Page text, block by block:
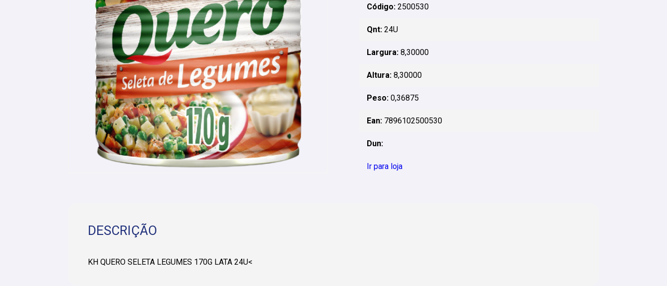
Código:2500530
Qnt:24U
Largura:8,30000
Altura:8,30000
Peso:0,36875
Ean:7896102500530
Dun:
Ir para loja
DESCRIÇÃO
KH QUERO SELETA LEGUMES 170G LATA 24U<